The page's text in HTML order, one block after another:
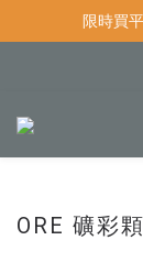
📍
ORE 礦彩
限時買